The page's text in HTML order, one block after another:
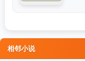
相邻小说